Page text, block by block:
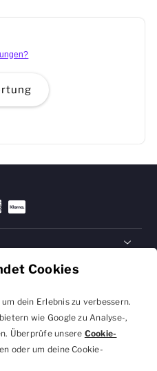
Cookies
dein Erlebnis zu verbessern.
wie Google zu Analyse-,
Überprüfe unsere Cookie-
oder um deine Cookie-